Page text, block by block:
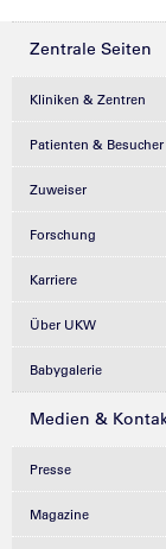
Zentrale Seiten
Kliniken & Zentren
Patienten & Besucher
Zuweiser
Forschung
Karriere
Über UKW
Babygalerie
Medien &
Presse
Magazine